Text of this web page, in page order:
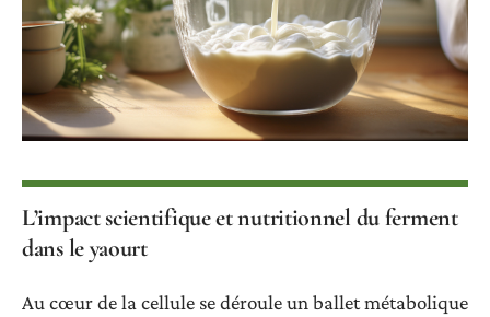
L’impact scientifique et nutritionnel du ferment
dans le yaourt
Au cœur de la cellule se déroule un ballet métabolique